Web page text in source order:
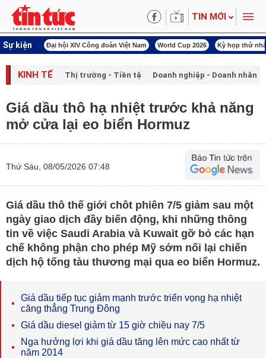
TIN MỚI
Sự kiện
Việt Nam World Cup 2026 Kỳ họp thứ nhất Quốc hội khóa XVI Đảm bảo
KINH TẾ Thị trường - Tiền tệ Doanh nghiệp - Doanh nhân
Giá dầu thô hạ nhiệt trước khả năng
mở cửa lại eo biển Hormuz
Thứ Sáu, 08/05/2026 07:48
Giá dầu thô thế giới chôt phiên 7/5 giảm sau một
ngày giao dịch đầy biến động, khi những thông
tin về việc Saudi Arabia và Kuwait gỡ bỏ các hạn
chế không phận cho phép Mỹ sớm nối lại chiến
dịch hộ tống tàu thương mại qua eo biển Hormuz.
Giá dầu tiếp tục giảm mạnh trước triển vọng hạ nhiệt
căng thẳng Trung Đông
Giá dầu diesel giảm từ 15 giờ chiều nay 7/5
Nga hưởng lợi khi giá dầu tăng lên mức cao nhất từ
năm 2014